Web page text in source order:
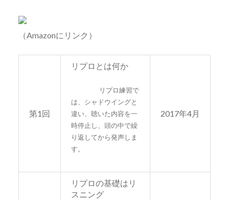
（Amazonにリンク）
第1回
リプロとは何か
リプロ練習で
は、シャドウイングと
違い、聴いた内容を一
時停止し、頭の中で繰
り返してから発声しま
す。
2017年4月
リプロの基礎はリ
スニング